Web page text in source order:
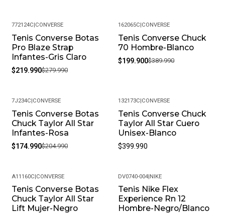
-21%
772124C|CONVERSE
Tenis Converse Botas
Pro Blaze Strap
Infantes-Gris Claro
$219.990$279.990
-49%
162065C|CONVERSE
Tenis Converse Chuck
70 Hombre-Blanco
$199.900$389.990
-15%
7J234C|CONVERSE
Tenis Converse Botas
Chuck Taylor All Star
Infantes-Rosa
$174.990$204.990
132173C|CONVERSE
Tenis Converse Chuck
Taylor All Star Cuero
Unisex-Blanco
$399.990
-15%
A11160C|CONVERSE
Tenis Converse Botas
Chuck Taylor All Star
Lift Mujer-Negro
-4%
DV0740-004|NIKE
Tenis Nike Flex
Experience Rn 12
Hombre-Negro/Blanco